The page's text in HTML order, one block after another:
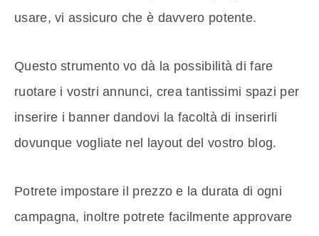
usare, vi assicuro che è davvero potente.
Questo strumento vo dà la possibilità di fare
ruotare i vostri annunci, crea tantissimi spazi per
inserire i banner dandovi la facoltà di inserirli
dovunque vogliate nel layout del vostro blog.
Potrete impostare il prezzo e la durata di ogni
campagna, inoltre potrete facilmente approvare